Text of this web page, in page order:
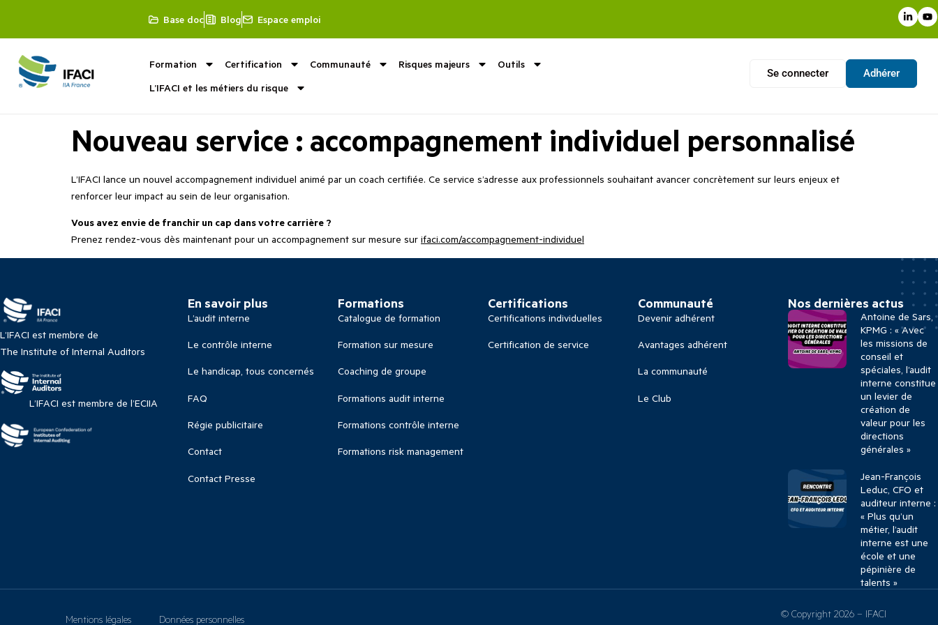
Base doc Blog Espace emploi
Formation Certification Communauté Risques majeurs
Outils
L’IFACI et les métiers du risque
Se connecter Adhérer
Nouveau service : accompagnement individuel personnalisé
L’IFACI lance un nouvel accompagnement individuel animé par un coach certifiée. Ce service s’adresse aux professionnels souhaitant avancer concrètement sur leurs enjeux et
renforcer leur impact au sein de leur organisation.
Vous avez envie de franchir un cap dans votre carrière ?
Prenez rendez-vous dès maintenant pour un accompagnement sur mesure sur ifaci.com/accompagnement-individuel
L’IFACI est membre de
The Institute of Internal Auditors
L’IFACI est membre de l’ECIIA
En savoir plus
L’audit interne
Le contrôle interne
Le handicap, tous concernés
FAQ
Régie publicitaire
Contact
Contact Presse
Formations
Catalogue de formation
Formation sur mesure
Coaching de groupe
Formations audit interne
Formations contrôle interne
Formations risk management
Certifications
Certifications individuelles
Certification de service
Communauté
Devenir adhérent
Avantages adhérent
La communauté
Le Club
Nos dernières actus
Antoine de Sars,
KPMG : « Avec
les missions de
conseil et
spéciales, l’audit
interne constitue
un levier de
création de
valeur pour les
directions
générales »
Jean-François
Leduc, CFO et
auditeur interne :
« Plus qu’un
métier, l’audit
interne est une
école et une
pépinière de
talents »
Mentions légales Données personnelles © Copyright 2026 – IFACI